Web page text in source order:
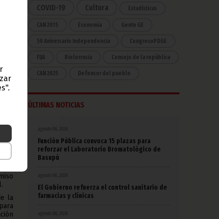
la
el
la
de
la
COVID-19 Cultura Estadísticas
CAN 2015 Economía Gente GE
50 Aniversario Independencia CongresoPDGE
FIJA Bielorrusia Consejo de la república
CAN 2025 Defensor del pueblo
ÚLTIMAS NOTICIAS
agosto 06, 2026
Función Pública convoca 15 plazas para
reforzar el Laboratorio Bromatológico de
Basupú
agosto 06, 2026
El Gobierno refuerza el control sanitario de
farmacias y clínicas
agosto 06, 2026